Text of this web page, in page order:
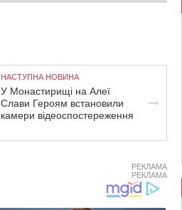
НАСТУПНА НОВИНА
У Монастирищі на Алеї
Слави Героям встановили
камери відеоспостереження
РЕКЛАМА
РЕКЛАМА